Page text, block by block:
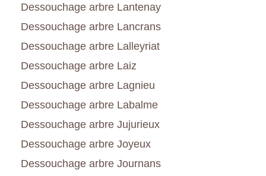
Dessouchage arbre Lantenay
Dessouchage arbre Lancrans
Dessouchage arbre Lalleyriat
Dessouchage arbre Laiz
Dessouchage arbre Lagnieu
Dessouchage arbre Labalme
Dessouchage arbre Jujurieux
Dessouchage arbre Joyeux
Dessouchage arbre Journans